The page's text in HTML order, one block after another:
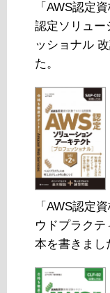
「AWS認定
認定ソリュー
ッショナル
た。
「AWS認定
ウドプラクテ
本を書きまし